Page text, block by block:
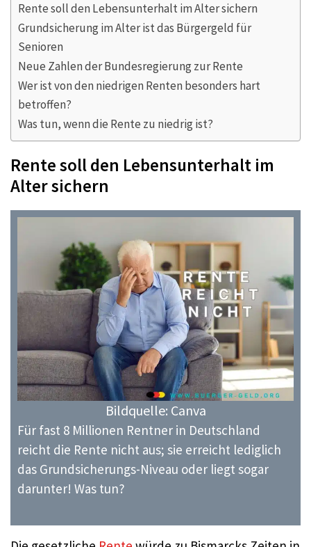
Rente soll den Lebensunterhalt im Alter sichern
Grundsicherung im Alter ist das Bürgergeld für
Senioren
Neue Zahlen der Bundesregierung zur Rente
Wer ist von den niedrigen Renten besonders hart
betroffen?
Was tun, wenn die Rente zu niedrig ist?
Rente soll den Lebensunterhalt im
Alter sichern
Bildquelle: Canva
Für fast 8 Millionen Rentner in Deutschland
reicht die Rente nicht aus; sie erreicht lediglich
das Grundsicherungs-Niveau oder liegt sogar
darunter! Was tun?